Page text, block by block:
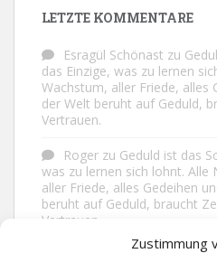
Zustimmung
LETZTE KOMMENTARE
Esragül Schönast zu
das Einzige, was zu lernen
Wachstum, aller Friede, alles
der Welt beruht auf Geduld,
Vertrauen.
Roger zu Geduld ist das
was zu lernen sich lohnt. Alle
aller Friede, alles Gedeihen
beruht auf Geduld, braucht
Vertrauen.